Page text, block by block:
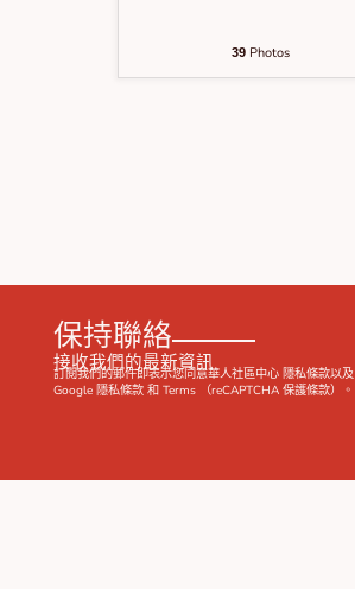
39Photos
保持聯絡
接收我們的最新資訊
訂閱我們的郵件即表示您同意華人社區中心 隱私條款以及
Google 隱私條款和 Terms（reCAPTCHA 保護條款）。